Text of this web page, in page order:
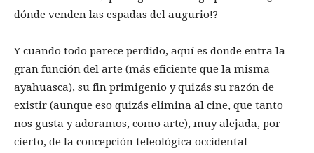
dónde venden las espadas del augurio!?
Y cuando todo parece perdido, aquí es donde entra la
gran función del arte (más eficiente que la misma
ayahuasca), su fin primigenio y quizás su razón de
existir (aunque eso quizás elimina al cine, que tanto
nos gusta y adoramos, como arte), muy alejada, por
cierto, de la concepción teleológica occidental